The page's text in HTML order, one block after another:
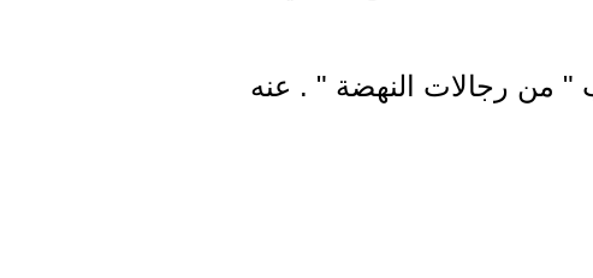
" من رجالات النهضة " . عنه